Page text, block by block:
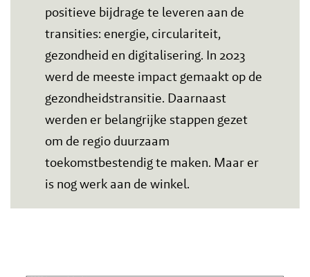
positieve bijdrage te leveren aan de
transities: energie, circulariteit,
gezondheid en digitalisering. In 2023
werd de meeste impact gemaakt op de
gezondheidstransitie. Daarnaast
werden er belangrijke stappen gezet
om de regio duurzaam
toekomstbestendig te maken. Maar er
is nog werk aan de winkel.